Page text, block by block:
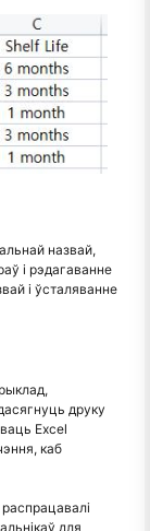
назвай,
і рэдагаванне
і ўсталяванне
друку
Excel
каб
для